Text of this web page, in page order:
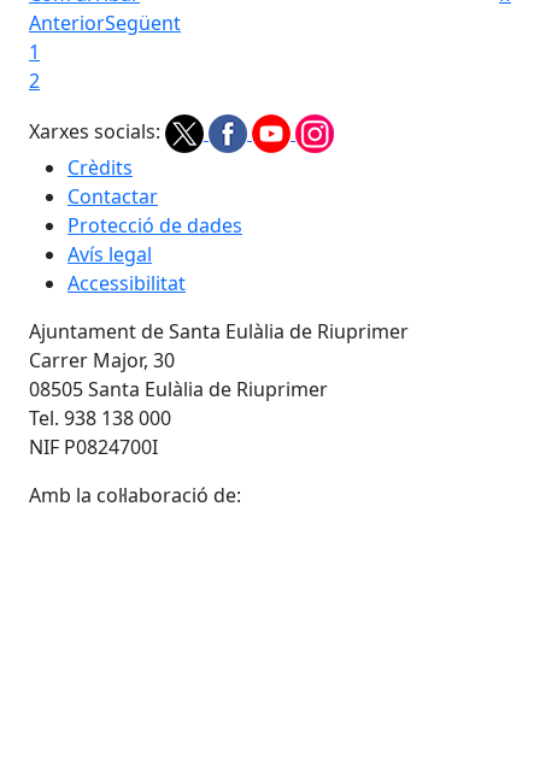
AnteriorSegüent
1
2
Xarxes socials:
Crèdits
Contactar
Protecció de dades
Avís legal
Accessibilitat
Ajuntament de Santa Eulàlia de Riuprimer
Carrer Major, 30
08505 Santa Eulàlia de Riuprimer
Tel. 938 138 000
NIF P0824700I
Amb la col·laboració de: